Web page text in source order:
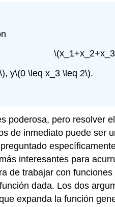
, y\(0 \leq x_3 \leq 2\).
poderosa, pero resolver
de inmediato puede ser
interesantes para
de trabajar con
dada. Los dos
expanda la función